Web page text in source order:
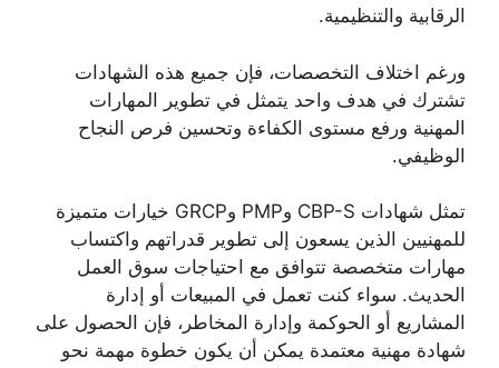
الرقابية والتنظيمية.
ورغم اختلاف التخصصات، فإن جميع هذه الشهادات
تشترك في هدف واحد يتمثل في تطوير المهارات
المهنية ورفع مستوى الكفاءة وتحسين فرص النجاح
الوظيفي.
تمثل شهادات CBP-S وPMP وGRCP خيارات متميزة
للمهنيين الذين يسعون إلى تطوير قدراتهم واكتساب
مهارات متخصصة تتوافق مع احتياجات سوق العمل
الحديث. سواء كنت تعمل في المبيعات أو إدارة
المشاريع أو الحوكمة وإدارة المخاطر، فإن الحصول على
شهادة مهنية معتمدة يمكن أن يكون خطوة مهمة نحو